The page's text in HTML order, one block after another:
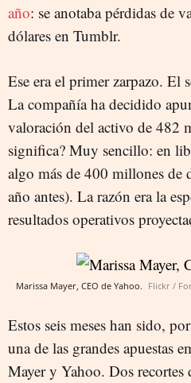
año: se anotaba pérdidas de
dólares en Tumblr.
Ese era el primer zarpazo. El
La compañía ha decidido
valoración del activo de 482
significa? Muy sencillo: en
algo más de 400 millones de
año antes). La razón era la
resultados operativos
Marissa Mayer, CEO de Yahoo. Flickr /
Estos seis meses han sido,
una de las grandes apuestas
Mayer y Yahoo. Dos